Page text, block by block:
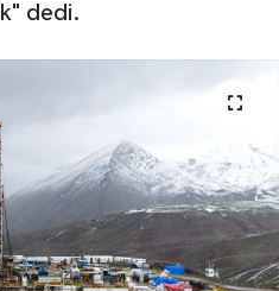
dedi.